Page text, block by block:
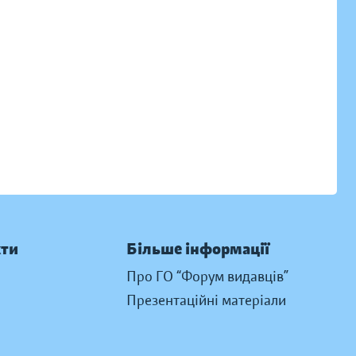
Більше інформації
Про ГО “Форум видавців”
Презентаційні матеріали